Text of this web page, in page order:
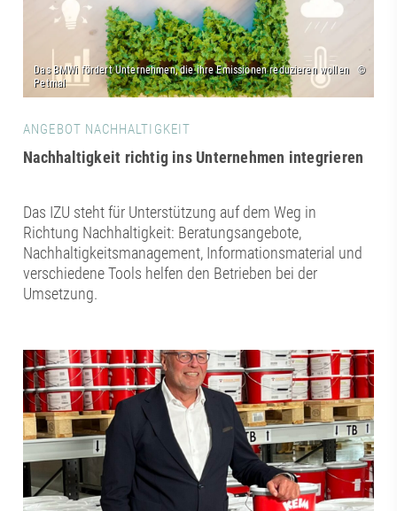
ANGEBOT NACHHALTIGKEIT
Nachhaltigkeit richtig ins Unternehmen integrieren
Das IZU steht für Unterstützung auf dem Weg in
Richtung Nachhaltigkeit: Beratungsangebote,
Nachhaltigkeitsmanagement, Informationsmaterial und
verschiedene Tools helfen den Betrieben bei der
Umsetzung.